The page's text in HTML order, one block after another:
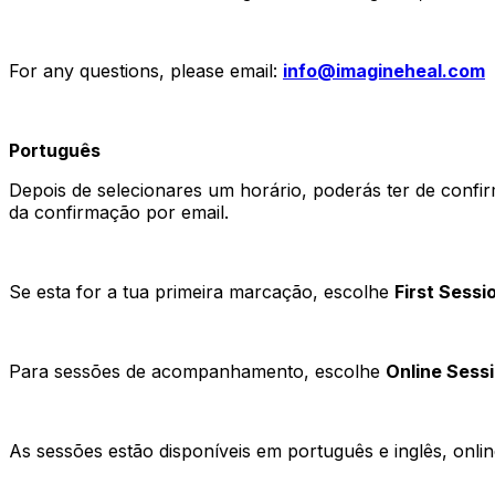
For any questions, please email: info@imagineheal.com
Português
Depois de selecionares um horário, poderás ter de
da confirmação por email.
Se esta for a tua primeira marcação, escolhe First
Para sessões de acompanhamento, escolhe Online
As sessões estão disponíveis em português e inglês,